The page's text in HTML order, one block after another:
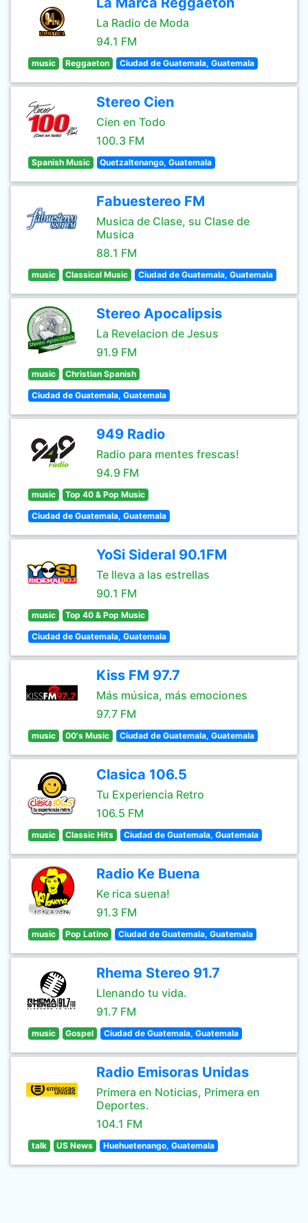
La Radio de Moda
94.1 FM
music Reggaeton Ciudad de Guatemala, Guatemala
Stereo Cien
Cien en Todo
100.3 FM
Spanish Music Quetzaltenango, Guatemala
Fabuestereo FM
Musica de Clase, su Clase de
Musica
88.1 FM
music Classical Music Ciudad de Guatemala, Guatemala
Stereo Apocalipsis
La Revelacion de Jesus
91.9 FM
music Christian Spanish
Ciudad de Guatemala, Guatemala
949 Radio
Radio para mentes frescas!
94.9 FM
music Top 40 & Pop Music
Ciudad de Guatemala, Guatemala
YoSi Sideral 90.1FM
Te lleva a las estrellas
90.1 FM
music Top 40 & Pop Music
Ciudad de Guatemala, Guatemala
Kiss FM 97.7
Más música, más emociones
97.7 FM
music 00's Music Ciudad de Guatemala, Guatemala
Clasica 106.5
Tu Experiencia Retro
106.5 FM
music Classic Hits Ciudad de Guatemala, Guatemala
Radio Ke Buena
Ke rica suena!
91.3 FM
music Pop Latino Ciudad de Guatemala, Guatemala
Rhema Stereo 91.7
Llenando tu vida.
91.7 FM
music Gospel Ciudad de Guatemala, Guatemala
Radio Emisoras Unidas
Primera en Noticias, Primera en
Deportes.
104.1 FM
talk US News Huehuetenango, Guatemala